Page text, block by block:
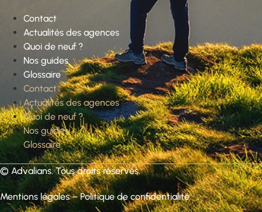
Contact
Actualités des agences
Quoi de neuf ?
Nos guides
Glossaire
Contact
Actualités des agences
Quoi de neuf ?
Nos guides
Glossaire
© Advalians. Tous droits réservés.
Mentions légales–Politique de confidentialité